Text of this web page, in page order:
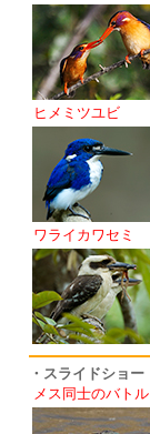
ヒメミツユビ
ワライカワセミ
・スライドショー
メス同士のバトル